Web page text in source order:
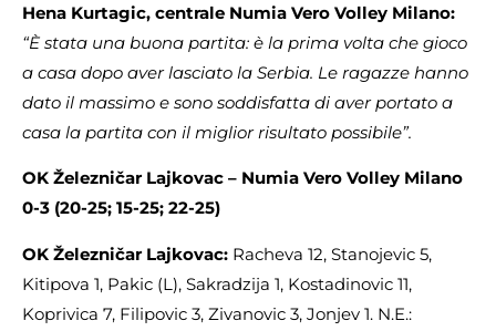
Hena Kurtagic, centrale Numia Vero Volley Milano:
“È stata una buona partita: è la prima volta che gioco
a casa dopo aver lasciato la Serbia. Le ragazze hanno
dato il massimo e sono soddisfatta di aver portato a
casa la partita con il miglior risultato possibile”.
OK Železničar Lajkovac – Numia Vero Volley Milano
0-3 (20-25; 15-25; 22-25)
OK Železničar Lajkovac: Racheva 12, Stanojevic 5,
Kitipova 1, Pakic (L), Sakradzija 1, Kostadinovic 11,
Koprivica 7, Filipovic 3, Zivanovic 3, Jonjev 1. N.E.: